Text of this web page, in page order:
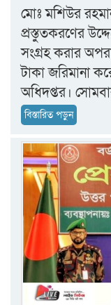
মোঃ মশিউর
প্রস্তুতকরণের
সংগ্রহ করার
টাকা জরিমানা
অধিদপ্তর।
বিস্তারিত পড়ুন